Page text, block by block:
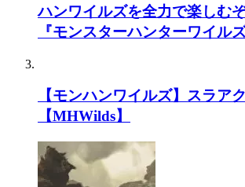
ハンワイルズを全力で楽しむ
『モンスターハンターワイルズ
【モンハンワイルズ】スラア
【MHWilds】